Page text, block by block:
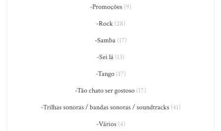
-Promoções (9)
-Rock(28)
-Samba(17)
-Sei lá (13)
-Tango(17)
-Tão chato ser gostoso (17)
-Trilhas sonoras / bandas sonoras / soundtracks(41)
-Vários(4)